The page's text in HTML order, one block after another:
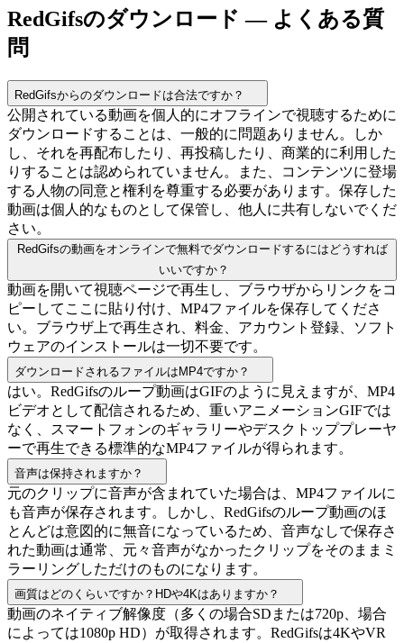
RedGifsのダウンロード — よくある質
問
RedGifsからのダウンロードは合法ですか？
公開されている動画を個人的にオフラインで視聴するために
ダウンロードすることは、一般的に問題ありません。しか
し、それを再配布したり、再投稿したり、商業的に利用した
りすることは認められていません。また、コンテンツに登場
する人物の同意と権利を尊重する必要があります。保存した
動画は個人的なものとして保管し、他人に共有しないでくだ
さい。
RedGifsの動画をオンラインで無料でダウンロードするにはどうすれば
いいですか？
動画を開いて視聴ページで再生し、ブラウザからリンクをコ
ピーしてここに貼り付け、MP4ファイルを保存してくださ
い。ブラウザ上で再生され、料金、アカウント登録、ソフト
ウェアのインストールは一切不要です。
ダウンロードされるファイルはMP4ですか？
はい。RedGifsのループ動画はGIFのように見えますが、MP4
ビデオとして配信されるため、重いアニメーションGIFでは
なく、スマートフォンのギャラリーやデスクトッププレーヤ
ーで再生できる標準的なMP4ファイルが得られます。
音声は保持されますか？
元のクリップに音声が含まれていた場合は、MP4ファイルに
も音声が保存されます。しかし、RedGifsのループ動画のほ
とんどは意図的に無音になっているため、音声なしで保存さ
れた動画は通常、元々音声がなかったクリップをそのままミ
ラーリングしただけのものになります。
画質はどのくらいですか？HDや4Kはありますか？
動画のネイティブ解像度（多くの場合SDまたは720p、場合
によっては1080p HD）が取得されます。RedGifsは4KやVR